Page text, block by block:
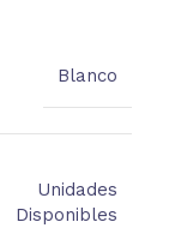
Blanco
Unidades
Disponibles